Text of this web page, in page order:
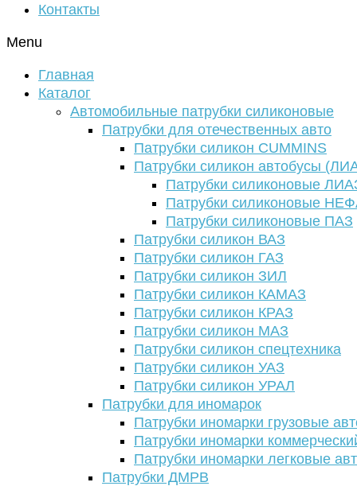
Контакты
Menu
Главная
Каталог
Автомобильные патрубки силиконовые
Патрубки для отечественных авто
Патрубки силикон CUMMINS
Патрубки силикон автобусы
Патрубки силиконовые
Патрубки силиконовые
Патрубки силиконовые ПАЗ
Патрубки силикон ВАЗ
Патрубки силикон ГАЗ
Патрубки силикон ЗИЛ
Патрубки силикон КАМАЗ
Патрубки силикон КРАЗ
Патрубки силикон МАЗ
Патрубки силикон спецтехника
Патрубки силикон УАЗ
Патрубки силикон УРАЛ
Патрубки для иномарок
Патрубки иномарки грузовые
Патрубки иномарки
Патрубки иномарки легковые
Патрубки ДМРВ